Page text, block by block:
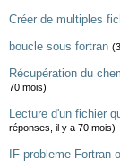
Créer de multiples
boucle sous fortran
Récupération du
70 mois)
Lecture d'un fichier
réponses, il y a 70 mois)
IF probleme Fortran